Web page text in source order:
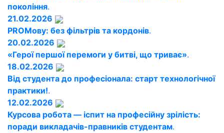
покоління.
21.02.2026
PROМову: без фільтрів та кордонів.
20.02.2026
«Герої першої перемоги у битві, що триває».
18.02.2026
Від студента до професіонала: старт технологічної
практики!.
12.02.2026
Курсова робота — іспит на професійну зрілість:
поради викладачів-правників студентам.